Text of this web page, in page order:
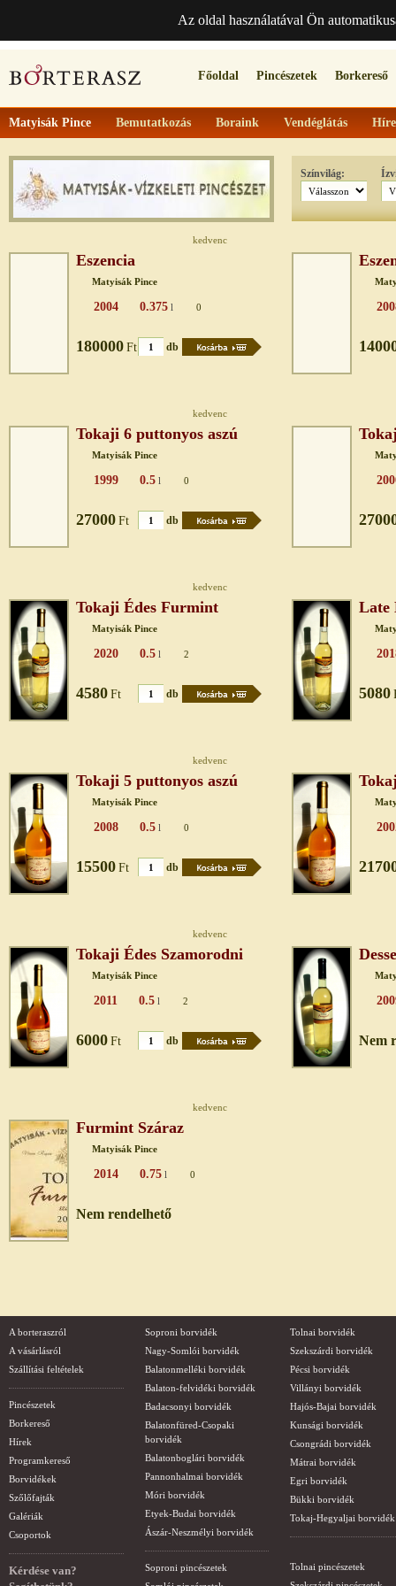
Az oldal használatával Ön
Főoldal Pincészetek Borkereső
Matyisák Pince Bemutatkozás Boraink Vendéglátás
Színvilág:
kedvenc
Eszencia
Matyisák Pince
2004 0.375 l 0
180000 Ft db
kedvenc
Tokaji 6 puttonyos aszú
Matyisák Pince
1999 0.5 l 0
27000 Ft db
kedvenc
Tokaji Édes Furmint
Matyisák Pince
2020 0.5 l 2
4580 Ft db
Late
5080
kedvenc
Tokaji 5 puttonyos aszú
Matyisák Pince
2008 0.5 l 0
15500 Ft db
kedvenc
Tokaji Édes Szamorodni
Matyisák Pince
2011 0.5 l 2
6000 Ft db Nem
kedvenc
Furmint Száraz
Matyisák Pince
2014 0.75 l 0
Nem rendelhető
A borteraszról
A vásárlásról
Szállítási feltételek
Pincészetek
Borkereső
Hírek
Programkereső
Borvidékek
Szőlőfajták
Galériák
Csoportok
Kérdése van?
Soproni borvidék
Nagy-Somlói borvidék
Balatonmelléki borvidék
Balaton-felvidéki borvidék
Badacsonyi borvidék
Balatonfüred-Csopaki
borvidék
Balatonboglári borvidék
Pannonhalmai borvidék
Móri borvidék
Etyek-Budai borvidék
Ászár-Neszmélyi borvidék
Soproni pincészetek
Tolnai borvidék
Szekszárdi borvidék
Pécsi borvidék
Villányi borvidék
Hajós-Bajai borvidék
Kunsági borvidék
Csongrádi borvidék
Mátrai borvidék
Egri borvidék
Bükki borvidék
Tokaj-Hegyaljai borvidék
Tolnai pincészetek